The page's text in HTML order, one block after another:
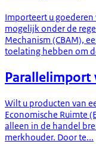
Importeert u goederen
mogelijk onder de
Mechanism (CBAM),
toelating hebben om
Parallelimport
Wilt u producten van
Economische Ruimte
alleen in de handel
merkhouder. Door te...